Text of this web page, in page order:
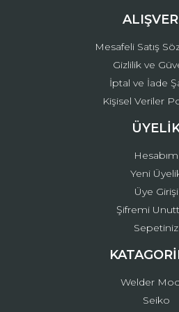
Mesafeli Satış
Gizlilik ve
İptal ve İade
Kişisel Veriler
Hesabım
Yeni
Üye Girişi
Şifremi
Sepetiniz
Welder
Seiko